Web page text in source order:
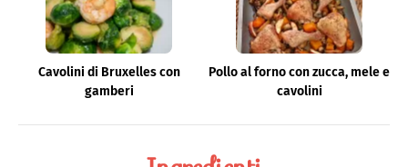
Cavolini di Bruxelles con
gamberi
Pollo al forno con zucca, mele e
cavolini